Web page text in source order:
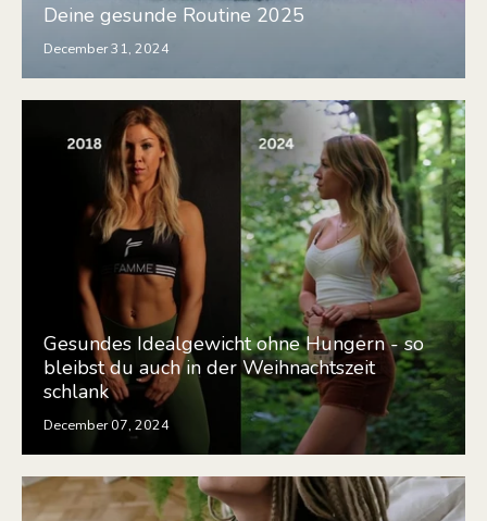
Deine gesunde Routine 2025
December 31, 2024
Gesundes Idealgewicht ohne Hungern - so
bleibst du auch in der Weihnachtszeit
schlank
December 07, 2024